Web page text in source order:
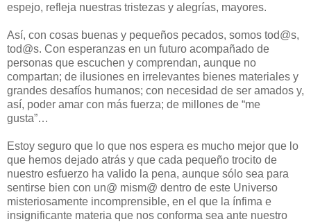
espejo, refleja nuestras tristezas y alegrías, mayores.
Así, con cosas buenas y pequeños pecados, somos tod@s,
tod@s. Con esperanzas en un futuro acompañado de
personas que escuchen y comprendan, aunque no
compartan; de ilusiones en irrelevantes bienes materiales y
grandes desafíos humanos; con necesidad de ser amados y,
así, poder amar con más fuerza; de millones de “me
gusta”…
Estoy seguro que lo que nos espera es mucho mejor que lo
que hemos dejado atrás y que cada pequeño trocito de
nuestro esfuerzo ha valido la pena, aunque sólo sea para
sentirse bien con un@ mism@ dentro de este Universo
misteriosamente incomprensible, en el que la ínfima e
insignificante materia que nos conforma sea ante nuestro